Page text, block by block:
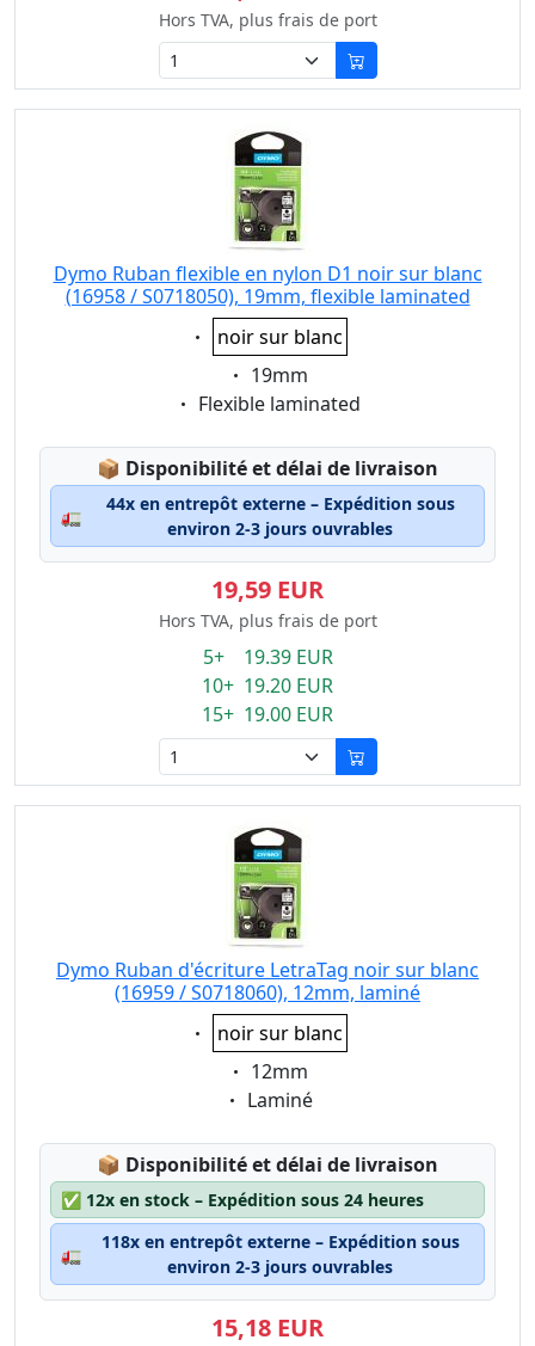
Hors TVA, plus frais de port
Dymo Ruban flexible en nylon D1 noir sur blanc
(16958 / S0718050), 19mm, flexible laminated
Eigenschaft:
noir sur blanc
Eigenschaft:
19mm
Eigenschaft:
Flexible laminated
📦 Lagerstatus:
Disponibilité et délai de livraison
🚛
44x en entrepôt externe – Expédition sous
environ 2-3 jours ouvrables
19,59 EUR
Hors TVA, plus frais de port
5+ 19.39 EUR
10+ 19.20 EUR
15+ 19.00 EUR
Dymo Ruban d'écriture LetraTag noir sur blanc
(16959 / S0718060), 12mm, laminé
Eigenschaft:
noir sur blanc
Eigenschaft:
12mm
Eigenschaft:
Laminé
📦 Lagerstatus:
Disponibilité et délai de livraison
✅ 12x en stock – Expédition sous 24 heures
🚛
118x en entrepôt externe – Expédition sous
environ 2-3 jours ouvrables
15,18 EUR